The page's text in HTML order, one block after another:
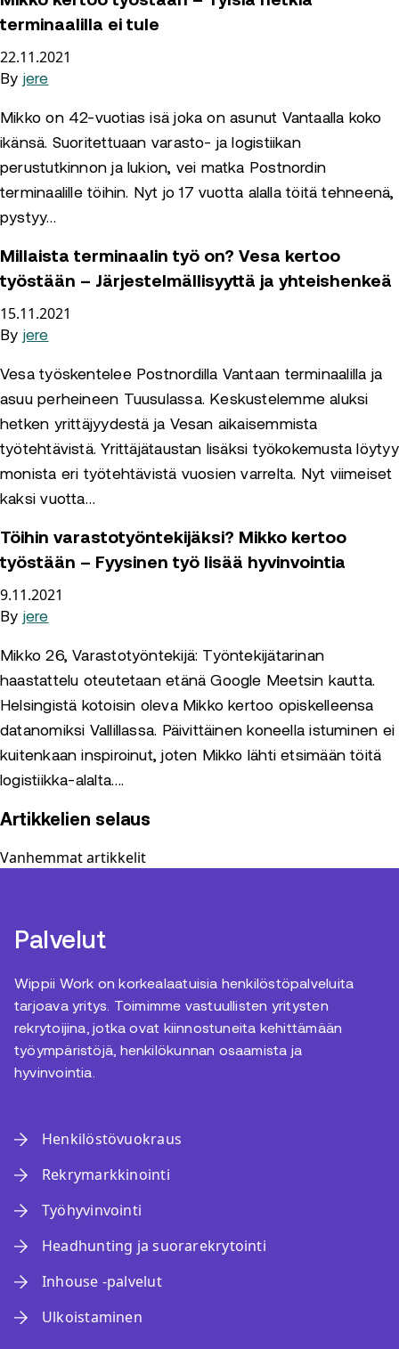
terminaalilla ei tule
22.11.2021
By jere
Mikko on 42-vuotias isä joka on asunut Vantaalla koko
ikänsä. Suoritettuaan varasto- ja logistiikan
perustutkinnon ja lukion, vei matka Postnordin
terminaalille töihin. Nyt jo 17 vuotta alalla töitä tehneenä,
pystyy…
Millaista terminaalin työ on? Vesa kertoo
työstään – Järjestelmällisyyttä ja yhteishenkeä
15.11.2021
By jere
Vesa työskentelee Postnordilla Vantaan terminaalilla ja
asuu perheineen Tuusulassa. Keskustelemme aluksi
hetken yrittäjyydestä ja Vesan aikaisemmista
työtehtävistä. Yrittäjätaustan lisäksi työkokemusta löytyy
monista eri työtehtävistä vuosien varrelta. Nyt viimeiset
kaksi vuotta…
Töihin varastotyöntekijäksi? Mikko kertoo
työstään – Fyysinen työ lisää hyvinvointia
9.11.2021
By jere
Mikko 26, Varastotyöntekijä: Työntekijätarinan
haastattelu oteutetaan etänä Google Meetsin kautta.
Helsingistä kotoisin oleva Mikko kertoo opiskelleensa
datanomiksi Vallillassa. Päivittäinen koneella istuminen ei
kuitenkaan inspiroinut, joten Mikko lähti etsimään töitä
logistiikka-alalta….
Artikkelien selaus
Vanhemmat artikkelit
Palvelut
Wippii Work on korkealaatuisia henkilöstöpalveluita
tarjoava yritys. Toimimme vastuullisten yritysten
rekrytoijina, jotka ovat kiinnostuneita kehittämään
työympäristöjä, henkilökunnan osaamista ja
hyvinvointia.
Henkilöstövuokraus
Rekrymarkkinointi
Työhyvinvointi
Headhunting ja suorarekrytointi
Inhouse -palvelut
Ulkoistaminen